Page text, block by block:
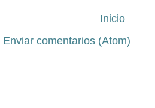
Inicio
Enviar comentarios (Atom)